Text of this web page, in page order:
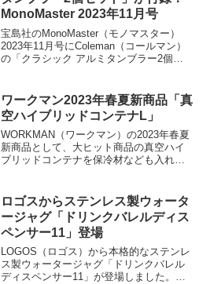
の良さが魅力です。今回は、2ルームテン
トのおすすめと選び方を紹介します。
MonoMaster 2023年11月号
宝島社のMonoMaster（モノマスター）
2023年11月号にColeman（コールマン）
の「クラシック アルミタンブラー2個セ
テージ風のデザインでおしゃれに使えま
す。詳細をレビューします。
ワークマン2023年春夏新商品「真
空ハイブリッドコンテナL」
WORKMAN（ワークマン）の2023年春夏
新商品として、大ヒット商品の真空ハイ
ブリッドコンテナを保冷材なども入れや
舗のみでの販売となります。詳細をレビ
ューします。
ロゴスからステンレス製ウォータ
ージャグ「ドリンクバレルディス
ペンサー11」登場
LOGOS（ロゴス）から本格的なステンレ
ス製ウォータージャグ「ドリンクバレル
ディスペンサー11」が登場しました。フ